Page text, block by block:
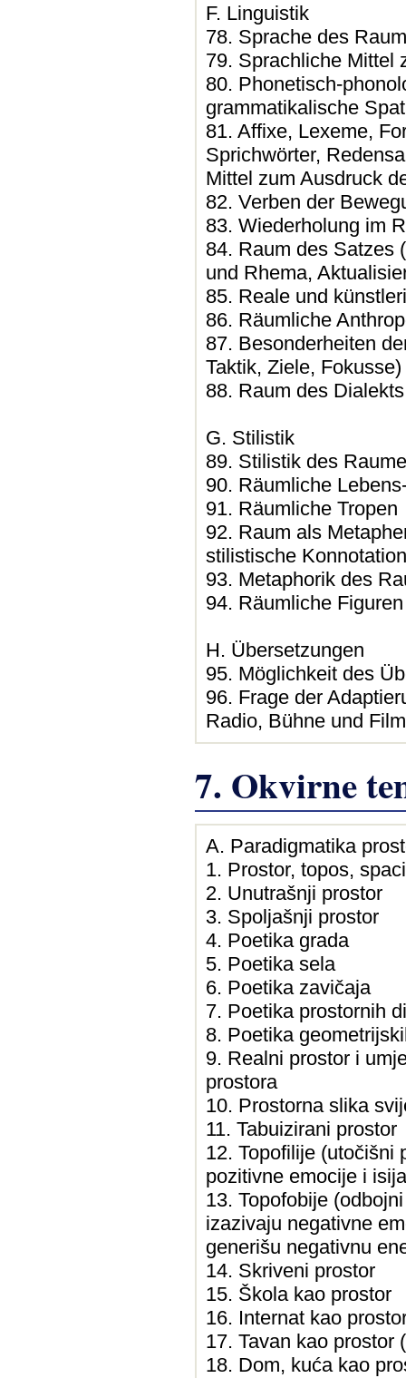
F. Linguistik
78. Sprache des
79. Sprachliche Mittel
80. Phonetisch-
grammatikalische
81. Affixe, Lexeme,
Sprichwörter,
Mittel zum Ausdruck
82. Verben der
83. Wiederholung im
84. Raum des Satzes
und Rhema,
85. Reale und
86. Räumliche
87. Besonderheiten
Taktik, Ziele, Fokusse)
88. Raum des
G. Stilistik
89. Stilistik des
90. Räumliche
91. Räumliche Tropen
92. Raum als
stilistische Konnotation
93. Metaphorik des
94. Räumliche Figuren
H. Übersetzungen
95. Möglichkeit des
96. Frage der
Radio, Bühne und Film
7. Okvirne
A. Paradigmatika
1. Prostor, topos,
2. Unutrašnji prostor
3. Spoljašnji prostor
4. Poetika grada
5. Poetika sela
6. Poetika zavičaja
7. Poetika prostornih
8. Poetika
9. Realni prostor i
prostora
10. Prostorna slika
11. Tabuizirani prostor
12. Topofilije (utočišni
pozitivne emocije i
13. Topofobije
izazivaju negativne
generišu negativnu
14. Skriveni prostor
15. Škola kao prostor
16. Internat kao
17. Tavan kao prostor
18. Dom, kuća kao